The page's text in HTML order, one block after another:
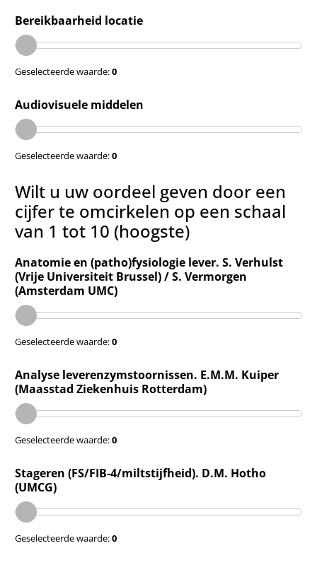
Bereikbaarheid locatie
Geselecteerde waarde:0
Audiovisuele middelen
Geselecteerde waarde:0
Wilt u uw oordeel geven door een
cijfer te omcirkelen op een schaal
van 1 tot 10 (hoogste)
Anatomie en (patho)fysiologie lever. S. Verhulst
(Vrije Universiteit Brussel) / S. Vermorgen
(Amsterdam UMC)
Geselecteerde waarde:0
Analyse leverenzymstoornissen. E.M.M. Kuiper
(Maasstad Ziekenhuis Rotterdam)
Geselecteerde waarde:0
Stageren (FS/FIB-4/miltstijfheid). D.M. Hotho
(UMCG)
Geselecteerde waarde:0